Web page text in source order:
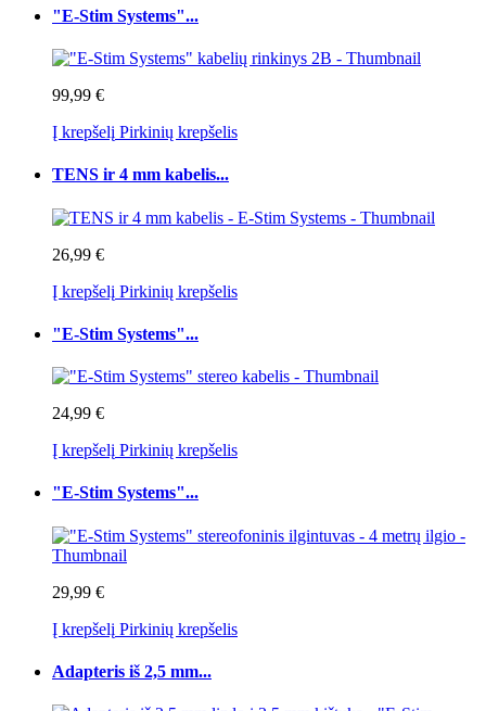
"E-Stim Systems"...
99,99 €
Į krepšelį Pirkinių krepšelis
TENS ir 4 mm kabelis...
26,99 €
Į krepšelį Pirkinių krepšelis
"E-Stim Systems"...
24,99 €
Į krepšelį Pirkinių krepšelis
"E-Stim Systems"...
29,99 €
Į krepšelį Pirkinių krepšelis
Adapteris iš 2,5 mm...